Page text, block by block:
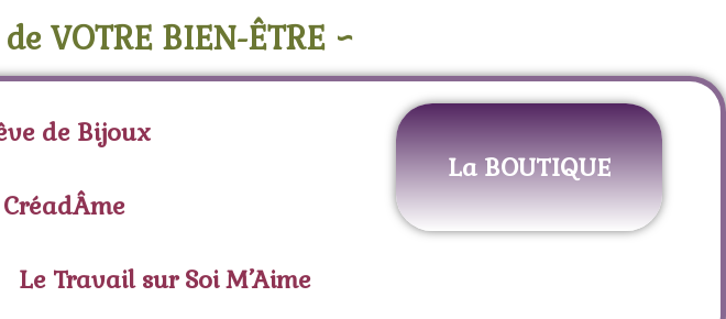
VOTRE BIEN-ÊTRE ~
de Bijoux
Le Travail sur Soi M’Aime
La BOUTIQUE